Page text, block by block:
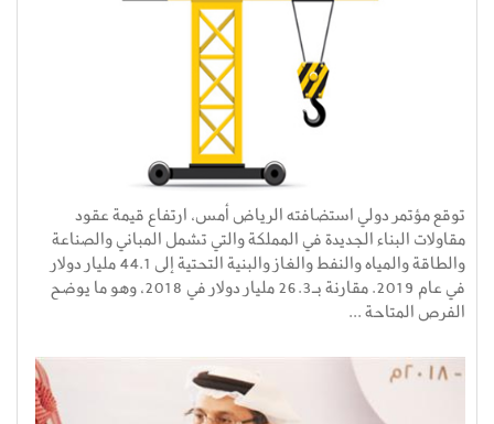
توقع مؤتمر دولي استضافته الرياض أمس، ارتفاع قيمة عقود
مقاولات البناء الجديدة في المملكة والتي تشمل المباني والصناعة
والطاقة والمياه والنفط والغاز والبنية التحتية إلى 44.1 مليار دولار
في عام 2019. مقارنة بـ26.3 مليار دولار في 2018، وهو ما يوضح
الفرص المتاحة ...